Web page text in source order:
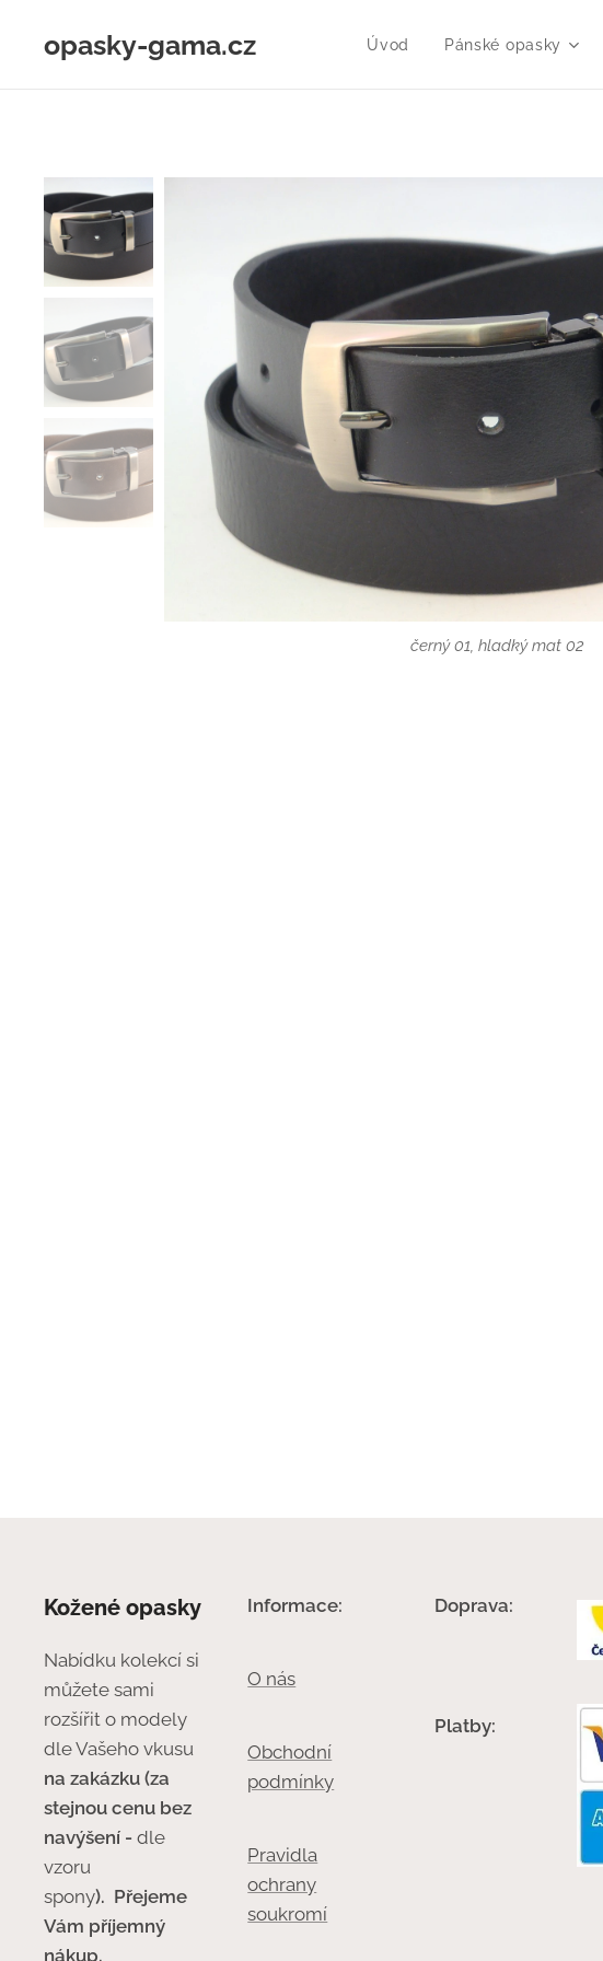
opasky-gama.cz Úvod Pánské opasky
černý 01, hladký mat 02
černý 01, hladký lesk 01
tmavě hnědý 02, hladký lesk 01
Kožené opasky
Nabídku kolekcí si
můžete sami
rozšířit o modely
dle Vašeho vkusu
na zakázku (za
stejnou cenu bez
navýšení - dle
vzoru
spony). Přejeme
Vám příjemný
nákup.
Informace:
O nás
Obchodní
podmínky
Pravidla
ochrany
soukromí
Doprava:
Platby: